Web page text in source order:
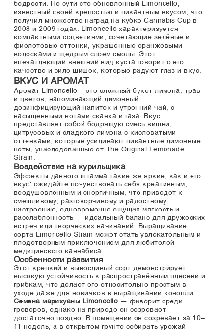
бодрости. По сути это обновленный Limoncello,
известный своей крепостью и пикантным вкусом, что
получил множество наград на кубке Cannabis Cup в
2008 и 2009 годах. Limoncello характеризуется
компактными соцветиями, сочетающие зелёные и
фиолетовые оттенки, украшенные оранжевыми
волосками и щедрым слоем смолы. Этот
впечатляющий внешний вид куста говорит о его
качестве и силе шишек, которые радуют глаз и вкус.
ВКУС И АРОМАТ
Аромат Limoncello – это сложный букет лимона, трав
и цветов, напоминающий лимонный
дезинфицирующий напиток и утренний чай, с
насыщенными нотами сканка и газа. Вкус
представляет собой бодрящую смесь вишни,
цитрусовых и сладкого лимона с кисловатыми
оттенками, которые усиливают пикантные лимонные
ноты, унаследованные от The Original Lemonade
Strain.
Воздействие на курильщика
Эффекты данного штамма такие же яркие, как и его
вкус: ожидайте почувствовать себя креативным,
воодушевленным и энергичным, что приведет к
смешливому, разговорчивому и радостному
настроению, одновременно ощущая мягкость и
расслабленность — идеальный баланс для дружеских
встреч или творческих начинаний. Выращивание
сорта Limoncello Strain может стать увлекательным и
плодотворным приключением для любителей
медицинского каннабиса.
Особенности развития
Этот крепкий и выносливый сорт демонстрирует
высокую устойчивость к распространённым плесени и
грибкам, что делает его относительно простым в
уходе даже для новичков в выращивании конопли.
Семена марихуаны Limoncello — фаворит среди
гроверов, однако на природе он созревает
достаточно поздно. В помещении он созревает за 10–
11 недель, а в открытом грунте собирать урожай